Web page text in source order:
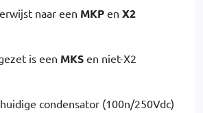
naar een MKP en X2
is een MKS en niet-X2
condensator (100n/250Vdc)